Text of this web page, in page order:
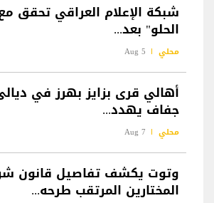
شبكة الإعلام العراقي تحقق
الحلو" بعد...
محلي 5 Aug
أهالي قرى بزايز بهرز في
جفاف يهدد...
محلي 7 Aug
وتوت يكشف تفاصيل قانون
المختارين المرتقب طرحه...